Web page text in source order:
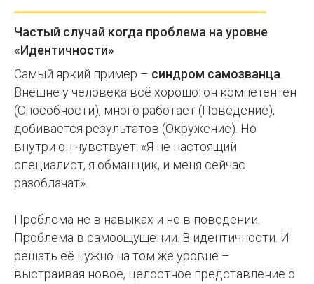
Частый случай когда проблема на уровне
«Идентичности»
Самый яркий пример – синдром самозванца
Внешне у человека всё хорошо: он компетентен
(Способности), много работает (Поведение),
добивается результатов (Окружение). Но
внутри он чувствует: «Я не настоящий
специалист, я обманщик, и меня сейчас
разоблачат».
Проблема не в навыках и не в поведении.
Проблема в самоощущении. В идентичности. И
решать её нужно на том же уровне –
выстраивая новое, целостное представление о